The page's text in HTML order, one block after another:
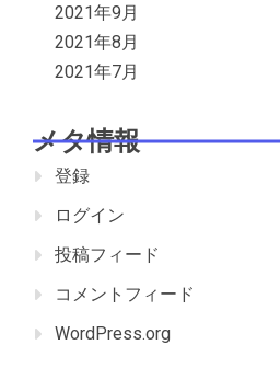
2021年9月
2021年8月
2021年7月
メタ情報
登録
ログイン
投稿フィード
コメントフィード
WordPress.org